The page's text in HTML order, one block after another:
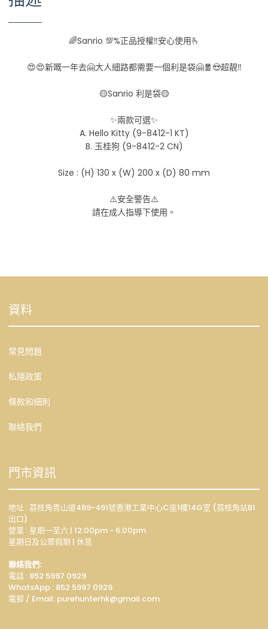
🌈Sanrio 💯%正品授權‼️安心使用🫰
😍😍新嘅一年去🤗大人細路都需要一個利是袋🤗🧧😍超靚‼️
🟡Sanrio 利是袋🟡
✨兩款可選✨
A. Hello Kitty (9-8412-1 KT)
B. 玉桂狗 (9-8412-2 CN)
Size : (H) 130 x (W) 200 x (D) 80 mm
⚠️安全警告⚠️
請在成人指導下使用。
資料
常見問題
私隱政策
條款和細則
聯絡我們
門市資訊
地址 : 荔枝角青山道489-491號香港工業中心C座1樓14G室 (荔枝角站B1
出口)
營業 : 星期一至六 | 12:00pm - 6:00pm
星期日及公眾假期 | 休息
聯絡我們:
電話 : 852 5997 0929
WhatsApp : 852 5997 0929
電郵 / Email: purehunterhk@gmail.com